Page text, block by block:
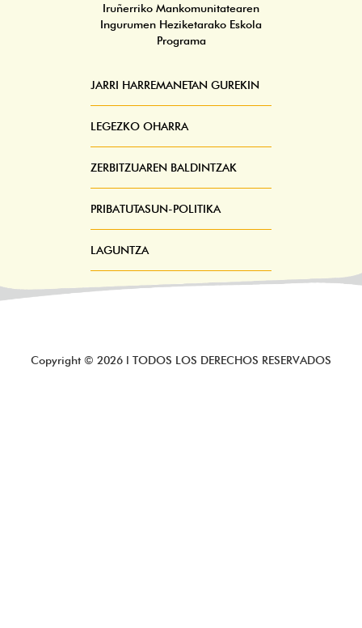
Iruñerriko Mankomunitatearen
Ingurumen Heziketarako Eskola
Programa
Pie
Menú
JARRI HARREMANETAN GUREKIN
LEGEZKO OHARRA
ZERBITZUAREN BALDINTZAK
PRIBATUTASUN-POLITIKA
LAGUNTZA
Copyright © 2026 l TODOS LOS DERECHOS RESERVADOS